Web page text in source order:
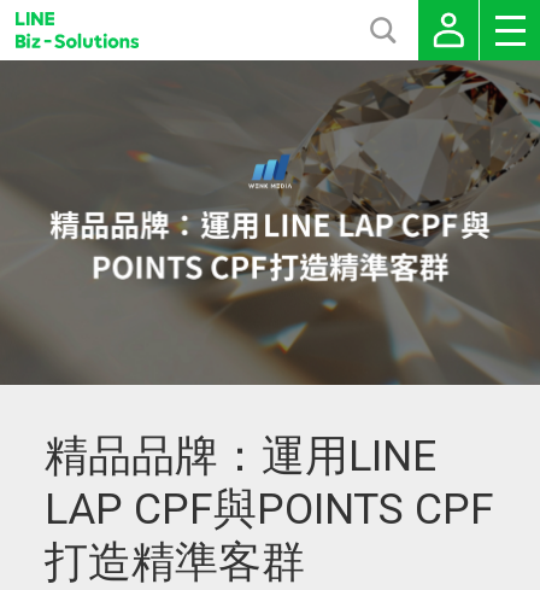
精品品牌：運用LINE
LAP CPF與POINTS CPF
打造精準客群